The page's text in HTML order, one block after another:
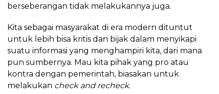
berseberangan tidak melakukannya juga.
Kita sebagai masyarakat di era modern dituntut
untuk lebih bisa kritis dan bijak dalam menyikapi
suatu informasi yang menghampiri kita, dari mana
pun sumbernya. Mau kita pihak yang pro atau
kontra dengan pemerintah, biasakan untuk
melakukan check and recheck.